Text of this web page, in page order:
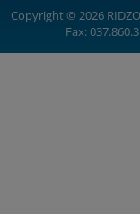
Copyright © 2026
Fax: